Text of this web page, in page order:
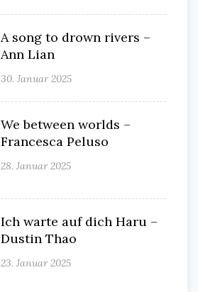
A song to drown rivers –
Ann Lian
30. Januar 2025
We between worlds –
Francesca Peluso
28. Januar 2025
Ich warte auf dich Haru –
Dustin Thao
23. Januar 2025